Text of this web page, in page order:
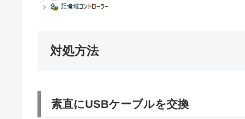
対処方法
素直にUSBケーブルを交換